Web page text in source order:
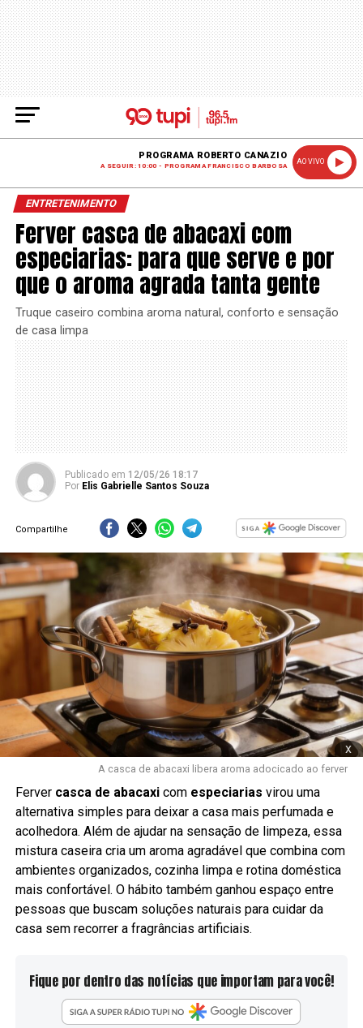
PROGRAMA ROBERTO CANAZIO
A SEGUIR: 10:00 - PROGRAMA FRANCISCO BARBOSA
AO VIVO
ENTRETENIMENTO
Ferver casca de abacaxi com
especiarias: para que serve e por
que o aroma agrada tanta gente
Truque caseiro combina aroma natural, conforto e sensação
de casa limpa
Publicado em 12/05/26 18:17
Por Elis Gabrielle Santos Souza
Compartilhe
x
A casca de abacaxi libera aroma adocicado ao ferver
Ferver casca de abacaxicom especiarias virou uma
alternativa simples para deixar a casa mais perfumada e
acolhedora. Além de ajudar na sensação de limpeza, essa
mistura caseira cria um aroma agradável que combina com
ambientes organizados, cozinha limpa e rotina doméstica
mais confortável. O hábito também ganhou espaço entre
pessoas que buscam soluções naturais para cuidar da
casa sem recorrer a fragrâncias artificiais.
Fique por dentro das notícias que importam para você!